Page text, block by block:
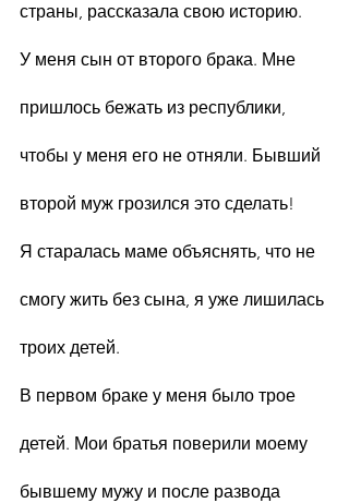
страны, рассказала свою историю.
У меня сын от второго брака. Мне
пришлось бежать из республики,
чтобы у меня его не отняли. Бывший
второй муж грозился это сделать!
Я старалась маме объяснять, что не
смогу жить без сына, я уже лишилась
троих детей.
В первом браке у меня было трое
детей. Мои братья поверили моему
бывшему мужу и после развода